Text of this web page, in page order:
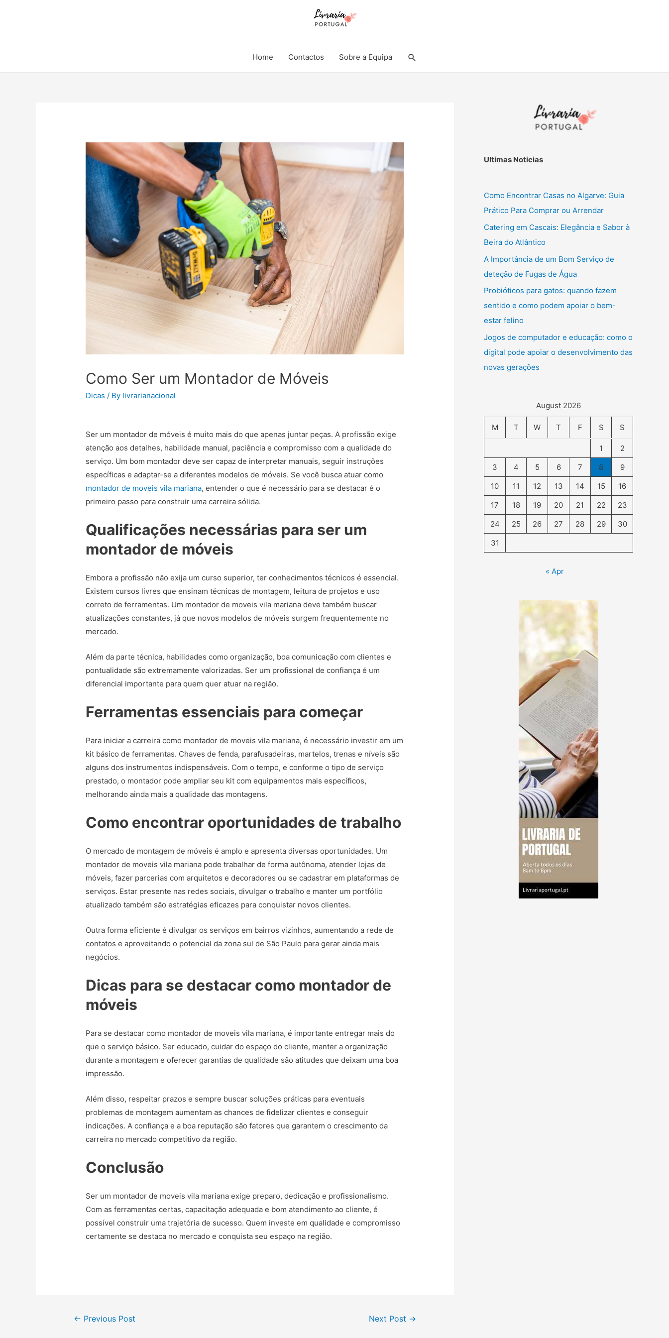
Home Contactos Sobre a Equipa Search
Como Ser um Montador de Móveis
Dicas / By livrarianacional
Ser um montador de móveis é muito mais do que apenas juntar peças. A profissão exige
atenção aos detalhes, habilidade manual, paciência e compromisso com a qualidade do
serviço. Um bom montador deve ser capaz de interpretar manuais, seguir instruções
específicas e adaptar-se a diferentes modelos de móveis. Se você busca atuar como
montador de moveis vila mariana, entender o que é necessário para se destacar é o
primeiro passo para construir uma carreira sólida.
Qualificações necessárias para ser um
montador de móveis
Embora a profissão não exija um curso superior, ter conhecimentos técnicos é essencial.
Existem cursos livres que ensinam técnicas de montagem, leitura de projetos e uso
correto de ferramentas. Um montador de moveis vila mariana deve também buscar
atualizações constantes, já que novos modelos de móveis surgem frequentemente no
mercado.
Além da parte técnica, habilidades como organização, boa comunicação com clientes e
pontualidade são extremamente valorizadas. Ser um profissional de confiança é um
diferencial importante para quem quer atuar na região.
Ferramentas essenciais para começar
Para iniciar a carreira como montador de moveis vila mariana, é necessário investir em um
kit básico de ferramentas. Chaves de fenda, parafusadeiras, martelos, trenas e níveis são
alguns dos instrumentos indispensáveis. Com o tempo, e conforme o tipo de serviço
prestado, o montador pode ampliar seu kit com equipamentos mais específicos,
melhorando ainda mais a qualidade das montagens.
Como encontrar oportunidades de trabalho
O mercado de montagem de móveis é amplo e apresenta diversas oportunidades. Um
montador de moveis vila mariana pode trabalhar de forma autônoma, atender lojas de
móveis, fazer parcerias com arquitetos e decoradores ou se cadastrar em plataformas de
serviços. Estar presente nas redes sociais, divulgar o trabalho e manter um portfólio
atualizado também são estratégias eficazes para conquistar novos clientes.
Outra forma eficiente é divulgar os serviços em bairros vizinhos, aumentando a rede de
contatos e aproveitando o potencial da zona sul de São Paulo para gerar ainda mais
negócios.
Dicas para se destacar como montador de
móveis
Para se destacar como montador de moveis vila mariana, é importante entregar mais do
que o serviço básico. Ser educado, cuidar do espaço do cliente, manter a organização
durante a montagem e oferecer garantias de qualidade são atitudes que deixam uma boa
impressão.
Além disso, respeitar prazos e sempre buscar soluções práticas para eventuais
problemas de montagem aumentam as chances de fidelizar clientes e conseguir
indicações. A confiança e a boa reputação são fatores que garantem o crescimento da
carreira no mercado competitivo da região.
Conclusão
Ser um montador de moveis vila mariana exige preparo, dedicação e profissionalismo.
Com as ferramentas certas, capacitação adequada e bom atendimento ao cliente, é
possível construir uma trajetória de sucesso. Quem investe em qualidade e compromisso
certamente se destaca no mercado e conquista seu espaço na região.
Post
← Previous Post Next Post →
Ultimas Noticias
Como Encontrar Casas no Algarve: Guia
Prático Para Comprar ou Arrendar
Catering em Cascais: Elegância e Sabor à
Beira do Atlântico
A Importância de um Bom Serviço de
deteção de Fugas de Água
Probióticos para gatos: quando fazem
sentido e como podem apoiar o bem-
estar felino
Jogos de computador e educação: como o
digital pode apoiar o desenvolvimento das
novas gerações
August 2026
M T W T F S S
1
2
3
4 5 6 7 8
9
10
11 12 13 14 15
16
17
18 19 20 21 22
23
24
25 26 27 28 29
30
31
« Apr